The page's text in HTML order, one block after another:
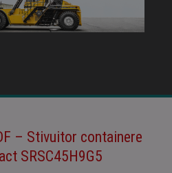
– Stivuitor containere
SRSC45H9G5